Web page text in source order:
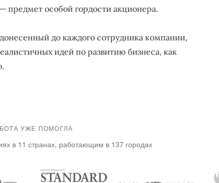
особой гордости акционера.
до каждого сотрудника компании,
идей по развитию бизнеса, как
УЖЕ ПОМОГЛА
в 11 странах, работающим в 137 городах